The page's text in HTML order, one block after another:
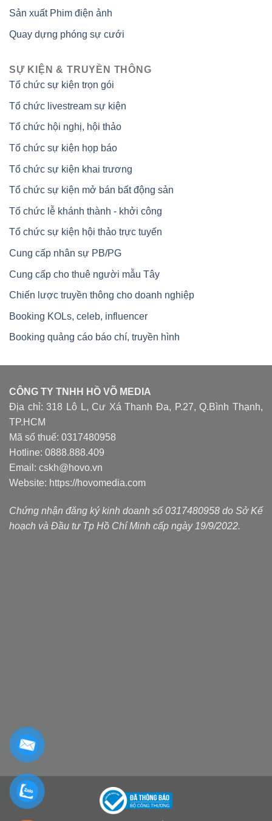
Sản xuất Phim điện ảnh
Quay dựng phóng sự cưới
SỰ KIỆN & TRUYỀN THÔNG
Tổ chức sự kiện trọn gói
Tổ chức livestream sự kiện
Tổ chức hội nghị, hội thảo
Tổ chức sự kiện họp báo
Tổ chức sự kiện khai trương
Tổ chức sự kiện mở bán bất động sản
Tổ chức lễ khánh thành - khởi công
Tổ chức sự kiện hội thảo trực tuyến
Cung cấp nhân sự PB/PG
Cung cấp cho thuê người mẫu Tây
Chiến lược truyền thông cho doanh nghiệp
Booking KOLs, celeb, influencer
Booking quảng cáo báo chí, truyền hình
CÔNG TY TNHH HỒ VÕ MEDIA
Địa chỉ: 318 Lô L, Cư Xá Thanh Đa, P.27, Q.Bình Thạnh,
TP.HCM
Mã số thuế: 0317480958
Hotline: 0888.888.409
Email: cskh@hovo.vn
Website: https://hovomedia.com
Chứng nhận đăng ký kinh doanh số 0317480958 do Sở Kế
hoạch và Đầu tư Tp Hồ Chí Minh cấp ngày 19/9/2022.